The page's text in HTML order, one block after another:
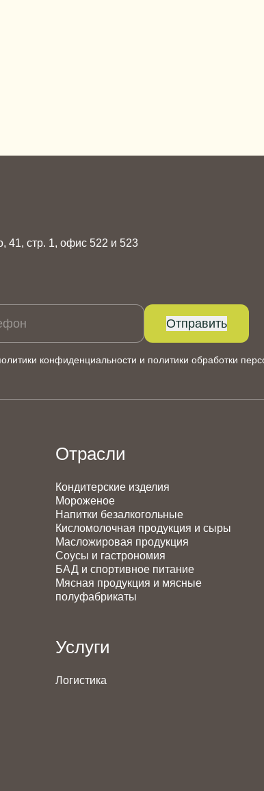
41, стр. 1, офис 522 и 523
Отправить
конфиденциальности и политики обработки
Отрасли
Кондитерские изделия
Мороженое
Напитки безалкогольные
Кисломолочная продукция и сыры
Масложировая продукция
Соусы и гастрономия
БАД и спортивное питание
Мясная продукция и мясные
полуфабрикаты
Услуги
Логистика